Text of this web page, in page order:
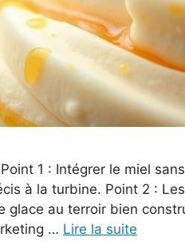
1 : Intégrer le miel
à la turbine. Point 2 :
glace au terroir bien
… Lire la suite